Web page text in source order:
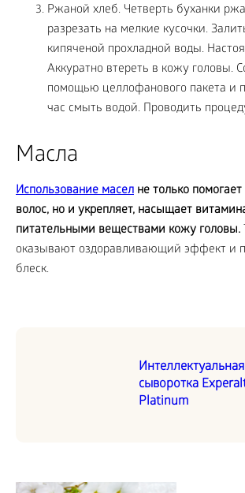
Ржаной хлеб. Четверть буханки
разрезать на мелкие кусочки.
кипяченой прохладной воды.
Аккуратно втереть в кожу головы.
помощью целлофанового пакета и
час смыть водой. Проводить
Масла
Использование масел не только
волос, но и укрепляет, насыщает
питательными веществами кожу головы.
оказывают оздоравливающий эффект и
блеск.
Интеллектуальная
сыворотка
Platinum